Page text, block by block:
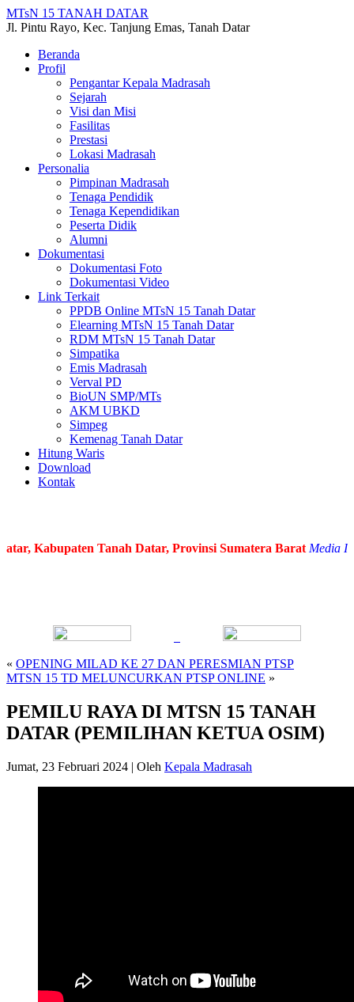
MTsN 15 TANAH DATAR
Jl. Pintu Rayo, Kec. Tanjung Emas, Tanah Datar
Beranda
Profil
Pengantar Kepala Madrasah
Sejarah
Visi dan Misi
Fasilitas
Prestasi
Lokasi Madrasah
Personalia
Pimpinan Madrasah
Tenaga Pendidik
Tenaga Kependidikan
Peserta Didik
Alumni
Dokumentasi
Dokumentasi Foto
Dokumentasi Video
Link Terkait
PPDB Online MTsN 15 Tanah Datar
Elearning MTsN 15 Tanah Datar
RDM MTsN 15 Tanah Datar
Simpatika
Emis Madrasah
Verval PD
BioUN SMP/MTs
AKM UBKD
Simpeg
Kemenag Tanah Datar
Hitung Waris
Download
Kontak
Kabupaten Tanah Datar, Provinsi Sumatera Barat Media
« OPENING MILAD KE 27 DAN PERESMIAN PTSP
MTSN 15 TD MELUNCURKAN PTSP ONLINE »
PEMILU RAYA DI MTSN 15 TANAH
DATAR (PEMILIHAN KETUA OSIM)
Jumat, 23 Februari 2024 | Oleh Kepala Madrasah